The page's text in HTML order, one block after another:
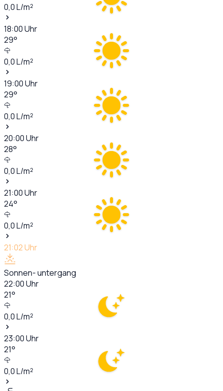
0,0L/m²
18:00Uhr
29°
0,0L/m²
19:00Uhr
29°
0,0L/m²
20:00Uhr
28°
0,0L/m²
21:00Uhr
24°
0,0L/m²
21:02Uhr
Sonnen- untergang
22:00Uhr
21°
0,0L/m²
23:00Uhr
21°
0,0L/m²